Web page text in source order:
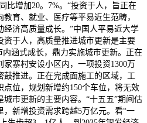
比增加20。7%。“投资于人，旨正在
育、就业、医疗等平易近生范畴，
济高质量成长。”中国人平易近大学
资于人，高质量推进城市更新是主要
内涵式成长，鼎力实施城市更新。正在
寨村安设小区内，一项投资1300万
推进。正在完成面施工的区域，工
位，规划新增约150个车位，将无效
市更新的主要内容。“十五五”期间估
新增投资需求跨越5万亿元。看“一